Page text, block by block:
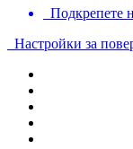
Подкрепете
Настройки за